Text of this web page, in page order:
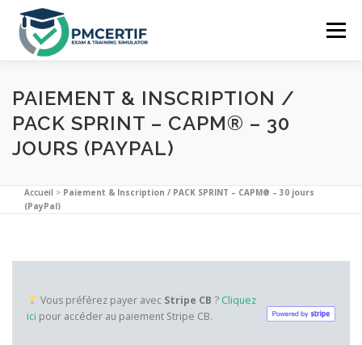
contenu
Menu
ACCUEIL PRÉPARATION LE SIMULATEUR
TARIFS FAQ SE CONNECTER
PAIEMENT & INSCRIPTION /
PACK SPRINT – CAPM® – 30
JOURS (PAYPAL)
Accueil > Paiement & Inscription / PACK SPRINT – CAPM® – 30 jours
(PayPal)
Vous préférez payer avec Stripe CB ? Cliquez
ici pour accéder au paiement Stripe CB.